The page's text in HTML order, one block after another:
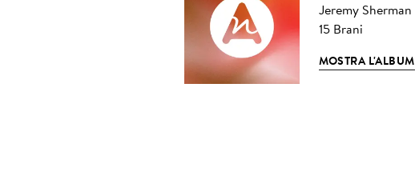
Jeremy Sherman
15 Brani
MOSTRA L'ALBUM